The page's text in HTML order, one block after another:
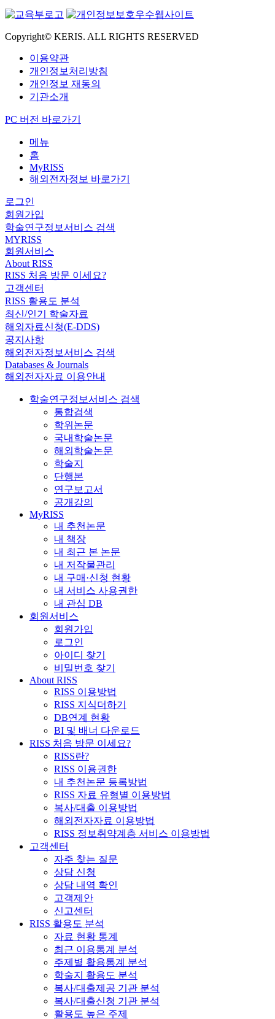
Copyright© KERIS. ALL RIGHTS RESERVED
이용약관
개인정보처리방침
개인정보 재동의
기관소개
PC 버전 바로가기
메뉴
홈
MyRISS
해외전자정보 바로가기
로그인
회원가입
학술연구정보서비스 검색
MYRISS
회원서비스
About RISS
RISS 처음 방문 이세요?
고객센터
RISS 활용도 분석
최신/인기 학술자료
해외자료신청(E-DDS)
공지사항
해외전자정보서비스 검색
Databases & Journals
해외전자자료 이용안내
학술연구정보서비스 검색
통합검색
학위논문
국내학술논문
해외학술논문
학술지
단행본
연구보고서
공개강의
MyRISS
내 추천논문
내 책장
내 최근 본 논문
내 저작물관리
내 구매·신청 현황
내 서비스 사용권한
내 관심 DB
회원서비스
회원가입
로그인
아이디 찾기
비밀번호 찾기
About RISS
RISS 이용방법
RISS 지식더하기
DB연계 현황
BI 및 배너 다운로드
RISS 처음 방문 이세요?
RISS란?
RISS 이용권한
내 추천논문 등록방법
RISS 자료 유형별 이용방법
복사/대출 이용방법
해외전자자료 이용방법
RISS 정보취약계층 서비스 이용방법
고객센터
자주 찾는 질문
상담 신청
상담 내역 확인
고객제안
신고센터
RISS 활용도 분석
자료 현황 통계
최근 이용통계 분석
주제별 활용통계 분석
학술지 활용도 분석
복사/대출제공 기관 분석
복사/대출신청 기관 분석
활용도 높은 주제